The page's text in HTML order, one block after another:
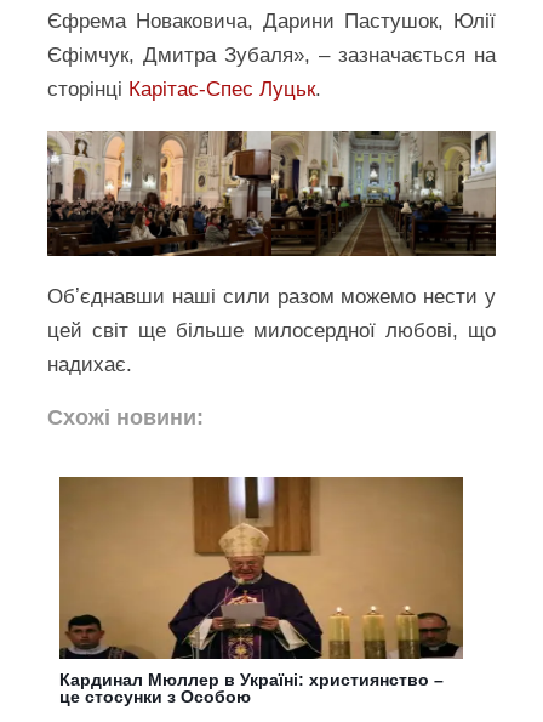
Єфрема Новаковича, Дарини Пастушок, Юлії
Єфімчук, Дмитра Зубаля», – зазначається на
сторінці Карітас-Спес Луцьк.
Обʼєднавши наші сили разом можемо нести у
цей світ ще більше милосердної любові, що
надихає.
Схожі новини:
Кардинал Мюллер в Україні: християнство –
це стосунки з Особою